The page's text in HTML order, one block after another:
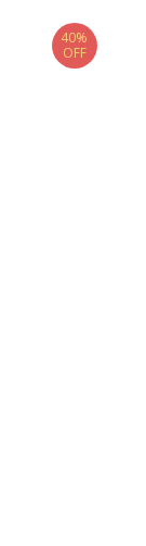
40%
OFF